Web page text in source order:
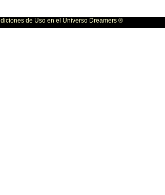
de Uso en el Universo Dreamers ®